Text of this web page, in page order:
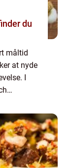
du
måltid
at nyde
I